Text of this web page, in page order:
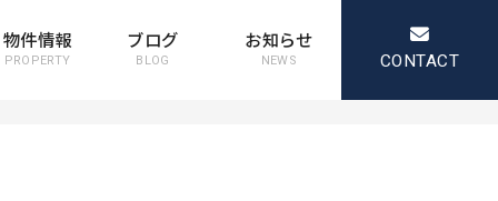
物件情報
PROPERTY
ブログ
BLOG
お知らせ
NEWS CONTACT